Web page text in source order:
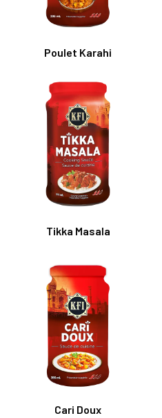
Poulet Karahi
Tikka Masala
Cari Doux